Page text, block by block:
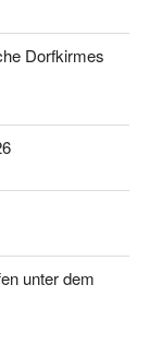
Dorfkirmes
unter dem